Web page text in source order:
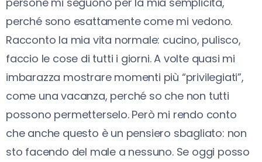
perché sono esattamente come mi vedono.
Racconto la mia vita normale: cucino, pulisco,
faccio le cose di tutti i giorni. A volte quasi mi
imbarazza mostrare momenti più “privilegiati”,
come una vacanza, perché so che non tutti
possono permetterselo. Però mi rendo conto
che anche questo è un pensiero sbagliato: non
sto facendo del male a nessuno. Se oggi posso